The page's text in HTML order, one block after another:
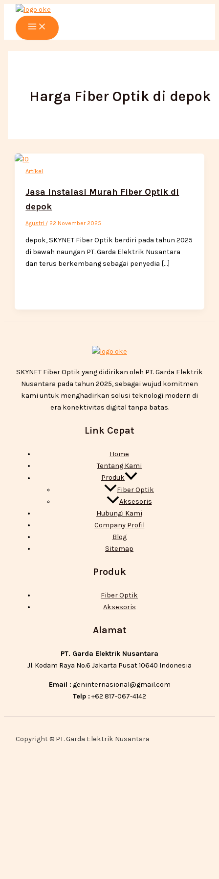
Lewati
konten
Main
Menu
Harga Fiber Optik di depok
Artikel
Jasa Instalasi Murah Fiber Optik di
depok
Agustri / 22 November 2025
depok, SKYNET Fiber Optik berdiri pada tahun 2025
di bawah naungan PT. Garda Elektrik Nusantara
dan terus berkembang sebagai penyedia […]
SKYNET Fiber Optik yang didirikan oleh PT. Garda Elektrik
Nusantara pada tahun 2025, sebagai wujud komitmen
kami untuk menghadirkan solusi teknologi modern di
era konektivitas digital tanpa batas.
Link Cepat
Home
Tentang Kami
Produk
Fiber Optik
Aksesoris
Hubungi Kami
Company Profil
Blog
Sitemap
Produk
Fiber Optik
Aksesoris
Alamat
PT. Garda Elektrik Nusantara
Jl. Kodam Raya No.6 Jakarta Pusat 10640 Indonesia
Email : geninternasional@gmail.com
Telp :+62 817-067-4142
Copyright © PT. Garda Elektrik Nusantara